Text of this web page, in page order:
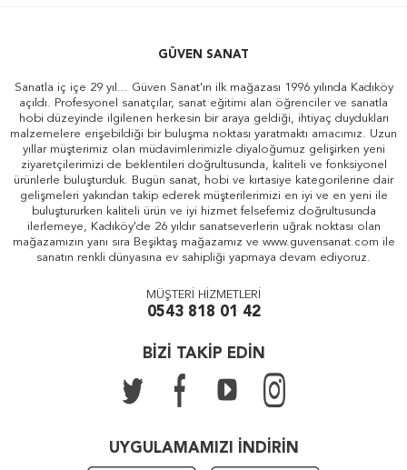
GÜVEN SANAT
Sanatla iç içe 29 yıl... Güven Sanat'ın ilk mağazası 1996 yılında Kadıköy
açıldı. Profesyonel sanatçılar, sanat eğitimi alan öğrenciler ve sanatla
hobi düzeyinde ilgilenen herkesin bir araya geldiği, ihtiyaç duydukları
malzemelere erişebildiği bir buluşma noktası yaratmaktı amacımız. Uzun
yıllar müşterimiz olan müdavimlerimizle diyaloğumuz gelişirken yeni
ziyaretçilerimizi de beklentileri doğrultusunda, kaliteli ve fonksiyonel
ürünlerle buluşturduk. Bugün sanat, hobi ve kırtasiye kategorilerine dair
gelişmeleri yakından takip ederek müşterilerimizi en iyi ve en yeni ile
buluştururken kaliteli ürün ve iyi hizmet felsefemiz doğrultusunda
ilerlemeye, Kadıköy'de 26 yıldır sanatseverlerin uğrak noktası olan
mağazamızın yanı sıra Beşiktaş mağazamız ve www.guvensanat.com ile
sanatın renkli dünyasına ev sahipliği yapmaya devam ediyoruz.
MÜŞTERİ HİZMETLERİ
0543 818 01 42
BİZİ TAKİP EDİN
UYGULAMAMIZI İNDİRİN